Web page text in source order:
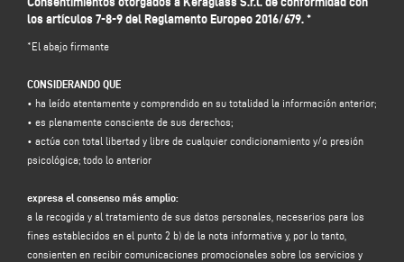
tanto, le invitamos a leer nuestra Política de Privacidad .
https://www.keraglass.com/es/pagina/privacy-and-policy
DATOS
Responsable del tratamiento: Keraglass S.r.l., en la persona de su
representante legal pro tempore, con domicilio social en Via Sassogattone,
13/A 42031 Baiso (RE) - Italia, e-mailinfo@keraglass.com, C.F. / p. IVA
02611750353.
Responsable de la protección de datos (RPD): Dr. Donato Eugenio Caccavella,
dirección de correo electrónico:dpo.voilap@amicadpo.eu
2. DATOS PERSONALES TRATADOS, FINALIDAD DEL TRATAMIENTO Y BASE
los artículos 7-8-9 del Reglamento Europeo 2016/679. *
*El abajo firmante
CONSIDERANDO QUE
• ha leído atentamente y comprendido en su totalidad la información anterior;
• es plenamente consciente de sus derechos;
• actúa con total libertad y libre de cualquier condicionamiento y/o presión
psicológica; todo lo anterior
expresa el consenso más amplio:
a la recogida y al tratamiento de sus datos personales, necesarios para los
fines establecidos en el punto 2 b) de la nota informativa y, por lo tanto,
consienten en recibir comunicaciones promocionales sobre los servicios y